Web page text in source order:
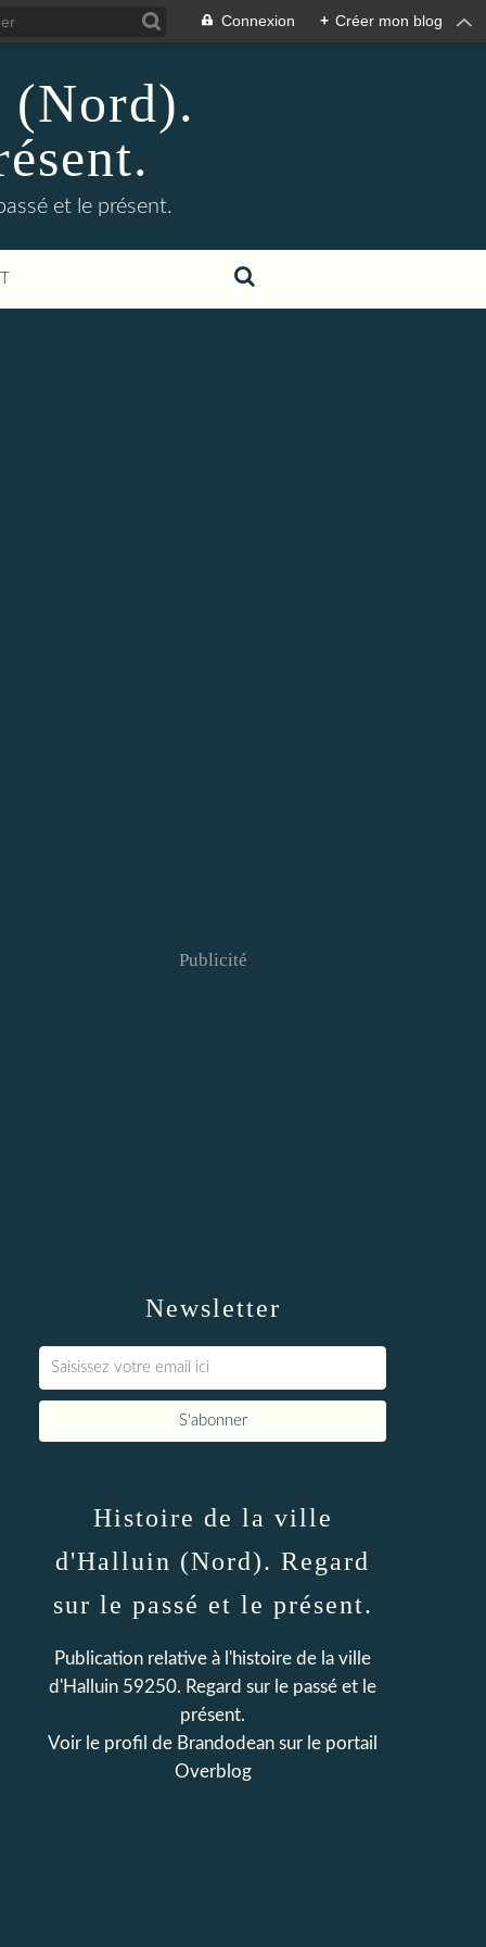
Connexion + Créer mon blog
et le présent.
Newsletter
Publicité
Histoire de la ville
d'Halluin (Nord). Regard
sur le passé et le présent.
Publication relative à l'histoire de la ville
d'Halluin 59250. Regard sur le passé et le
présent.
Voir le profil de Brandodean sur le portail
Overblog